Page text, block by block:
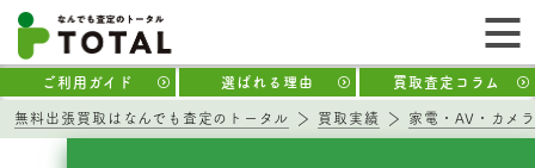
ご利用ガイド 選ばれる理由 買取査定コラム
無料出張買取はなんでも査定のトータル 買取実績 家電・AV・カメラ